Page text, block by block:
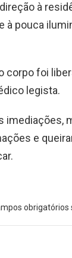
à
à pouca
foi
legista.
imediações,
e
obrigatórios